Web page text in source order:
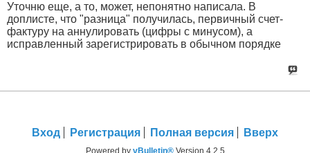
Уточню еще, а то, может, непонятно написала. В
доплисте, что "разница" получилась, первичный счет-
фактуру на аннулировать (цифры с минусом), а
исправленный зарегистрировать в обычном порядке
Вход Регистрация Полная версия Вверх